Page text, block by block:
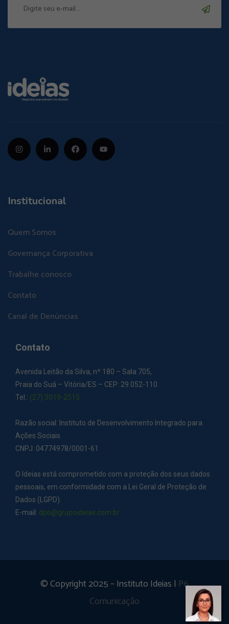
Institucional
Quem Somos
Governança Corporativa
Trabalhe conosco
Contato
Canal de Denúncias
Contato
Avenida Leitão da Silva, nº 180 – Sala 705,
Praia do Suá – Vitória/ES – CEP: 29.052-110
Tel.: (27) 3019-2515
Razão social: Instituto de Desenvolvimento Integrado para
Ações Sociais
CNPJ: 04774978/0001-61
O Ideias está comprometido com a proteção dos seus dados
pessoais, em conformidade com a Lei Geral de Proteção de
Dados (LGPD).
E-mail: dpo@grupoideias.com.br
© Copyright 2025 – Instituto Ideias | P6
Comunicação